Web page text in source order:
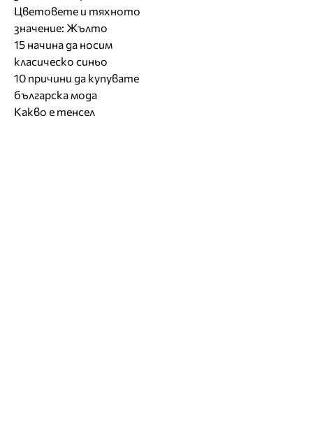
Цветовете и тяхното
значение: Жълто
15 начина да носим
класическо синьо
10 причини да купувате
българска мода
Какво е тенсел